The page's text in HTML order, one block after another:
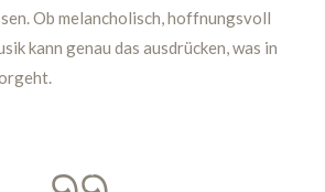
Ob melancholisch, hoffnungsvoll
kann genau das ausdrücken, was in